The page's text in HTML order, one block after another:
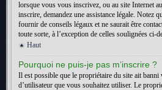
lorsque vous vous inscrivez, ou au site Internet
inscrire, demandez une assistance légale. Notez
fournir de conseils légaux et ne saurait être
toute sorte, à l’exception de celles soulignées ci-
Haut
Pourquoi ne puis-je pas m’inscrire ?
Il est possible que le propriétaire du site ait
d’utilisateur que vous souhaitez utiliser. Le